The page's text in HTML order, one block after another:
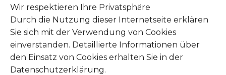
Fundtiere abgeben
Mitglied werden
Unsere Amazon Wunschliste
Unsere Zookauf Wunschliste
Wir respektieren Ihre Privatsphäre
Durch die Nutzung dieser Internetseite erklären
Sie sich mit der Verwendung von Cookies
einverstanden. Detaillierte Informationen über
den Einsatz von Cookies erhalten Sie in der
Datenschutzerklärung.